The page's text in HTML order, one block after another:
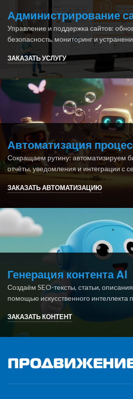
Администрирование
Управление и поддержка сайтов:
безопасность, мониторинг и
ЗАКАЗАТЬ УСЛУГУ
Автоматизация
Сокращаем рутину: автоматизируем
отчёты, уведомления и интеграции с
ЗАКАЗАТЬ АВТОМАТИЗАЦИЮ
Генерация контента AI
Создаём SEO-тексты, статьи,
помощью искусственного интеллекта
ЗАКАЗАТЬ КОНТЕНТ